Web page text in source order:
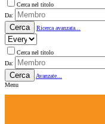
Cerca nel titolo
Da:
Cerca Ricerca avanzata...
Cerca nel titolo
Da:
Cerca
Avanzate...
Menu